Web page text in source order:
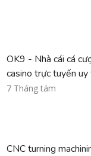
OK9 - Nhà cái cá
casino trực tuyến uy
7 Tháng tám
CNC turning